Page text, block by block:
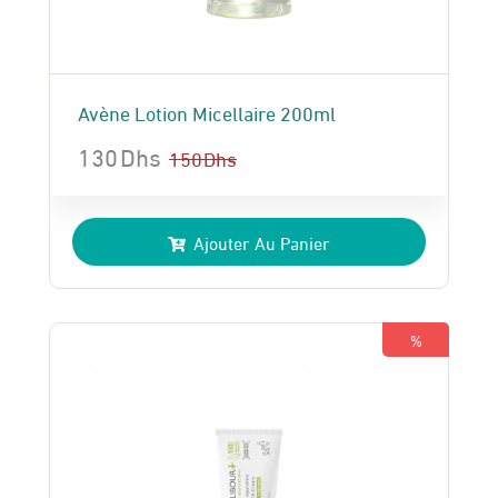
Avène Lotion Micellaire 200ml
150Dhs
prix
initial
était :
150 Dhs.
130Dhs
prix
actuel
est :
130 Dhs.
Ajouter Au Panier
%